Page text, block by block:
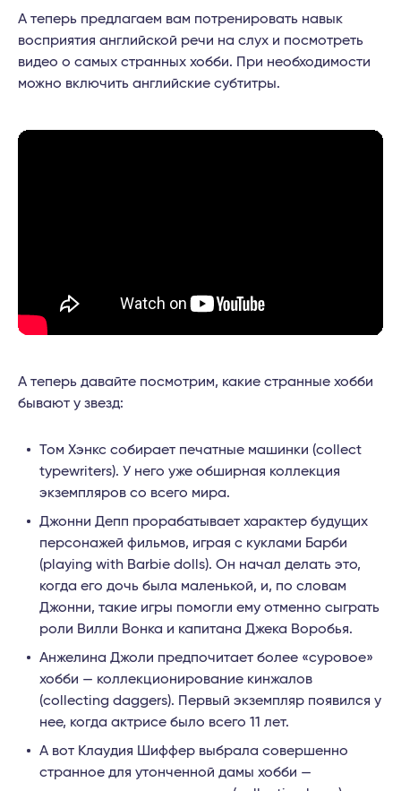
А теперь предлагаем вам потренировать навык
восприятия английской речи на слух и посмотреть
видео о самых странных хобби. При необходимости
можно включить английские субтитры.
А теперь давайте посмотрим, какие странные хобби
бывают у звезд:
Том Хэнкс собирает печатные машинки (collect
typewriters). У него уже обширная коллекция
экземпляров со всего мира.
Джонни Депп прорабатывает характер будущих
персонажей фильмов, играя с куклами Барби
(playing with Barbie dolls). Он начал делать это,
когда его дочь была маленькой, и, по словам
Джонни, такие игры помогли ему отменно сыграть
роли Вилли Вонка и капитана Джека Воробья.
Анжелина Джоли предпочитает более «суровое»
хобби — коллекционирование кинжалов
(collecting daggers). Первый экземпляр появился у
нее, когда актрисе было всего 11 лет.
А вот Клаудия Шиффер выбрала совершенно
странное для утонченной дамы хобби —